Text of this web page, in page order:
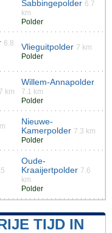
Sabbingepolder 6.7
km
Polder
6.8
Vlieguitpolder 7 km
Polder
7 km
Willem-Annapolder
7.1 km
Polder
Nieuwe-
Kamerpolder 7.3 km
Polder
Oude-
Kraaijertpolder 7.6
km
Polder
TIJD IN